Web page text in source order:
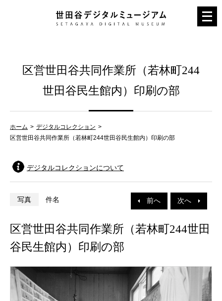
メ
ニ
を
区営世田谷共同作業所（若林町244
世田谷民生館内）印刷の部
ホーム
デジタルコレクション
区営世田谷共同作業所（若林町244世田谷民生館内）印刷の部
デジタルコレクションについて
前へ 次へ
写真 件名
区営世田谷共同作業所（若林町244世田
谷民生館内）印刷の部